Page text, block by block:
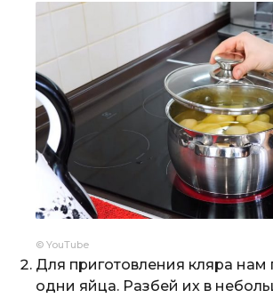
© YouTube
Для приготовления кляра нам
одни яйца. Разбей их в